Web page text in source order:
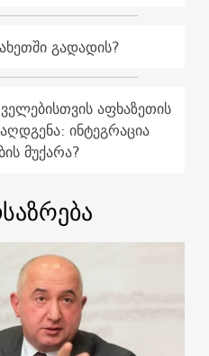
გადადის?
აფხაზეთის
ინტეგრაცია
მუქარა?